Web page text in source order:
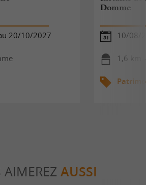
20/10/2027
Domme
10/08/
1,6 km
AIMEREZ AUSSI